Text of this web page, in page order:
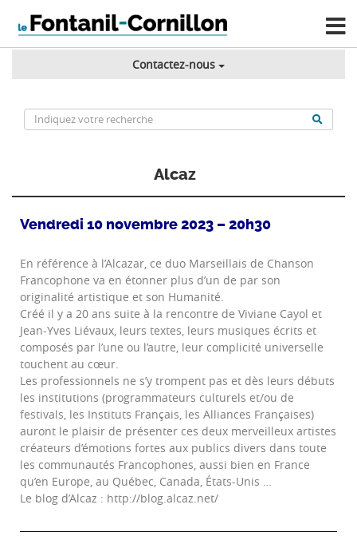
Contactez-nous
Alcaz
Vendredi 10 novembre 2023 – 20h30
En référence à l’Alcazar, ce duo Marseillais de Chanson
Francophone va en étonner plus d’un de par son
originalité artistique et son Humanité.
Créé il y a 20 ans suite à la rencontre de Viviane Cayol et
Jean-Yves Liévaux, leurs textes, leurs musiques écrits et
composés par l’une ou l’autre, leur complicité universelle
touchent au cœur.
Les professionnels ne s’y trompent pas et dès leurs débuts
les institutions (programmateurs culturels et/ou de
festivals, les Instituts Français, les Alliances Françaises)
auront le plaisir de présenter ces deux merveilleux artistes
créateurs d’émotions fortes aux publics divers dans toute
les communautés Francophones, aussi bien en France
qu’en Europe, au Québec, Canada, États-Unis …
Le blog d’Alcaz : http://blog.alcaz.net/